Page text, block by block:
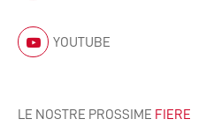
YOUTUBE
LE NOSTRE PROSSIME FIERE